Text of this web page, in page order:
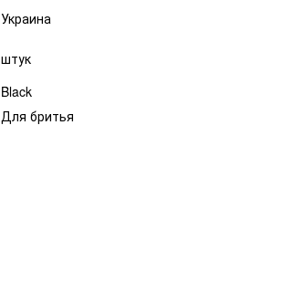
Украина
штук
Black
Для бритья